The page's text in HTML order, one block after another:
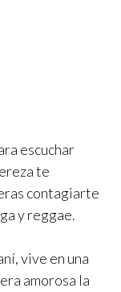
escuchar
te
contagiarte
y reggae.
vive en una
amorosa la